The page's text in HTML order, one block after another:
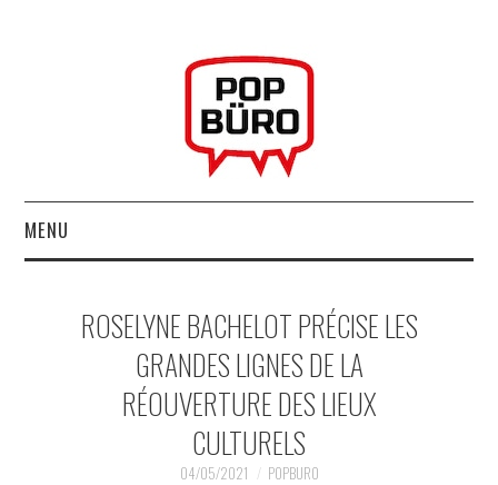
MENU
MUSIQUESACTUELLES.NET
GABBA GABBA HEY !
ROSELYNE BACHELOT PRÉCISE LES
GRANDES LIGNES DE LA
RÉOUVERTURE DES LIEUX
CULTURELS
04/05/2021 POPBURO